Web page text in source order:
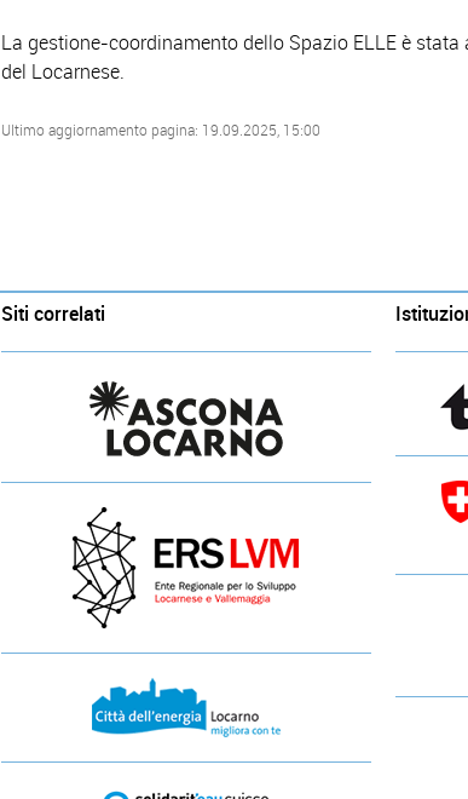
La gestione-coordinamento dello Spazio ELLE è stata
del Locarnese.
Ultimo aggiornamento pagina: 19.09.2025, 15:00
Siti correlati